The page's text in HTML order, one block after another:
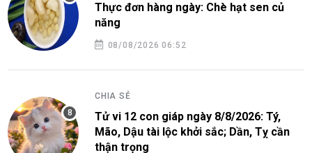
Thực đơn hàng ngày: Chè hạt sen củ
năng
08/08/2026 06:52
CHIA SẺ
Tử vi 12 con giáp ngày 8/8/2026: Tý,
Mão, Dậu tài lộc khởi sắc; Dần, Tỵ cần
thận trọng